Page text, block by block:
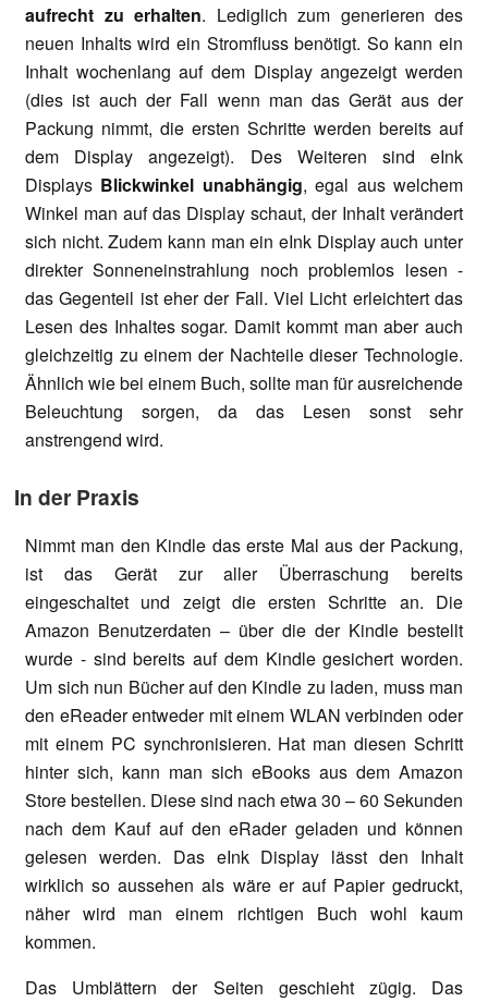
aufrecht zu erhalten. Lediglich zum generieren des
neuen Inhalts wird ein Stromfluss benötigt. So kann ein
Inhalt wochenlang auf dem Display angezeigt werden
(dies ist auch der Fall wenn man das Gerät aus der
Packung nimmt, die ersten Schritte werden bereits auf
dem Display angezeigt). Des Weiteren sind eInk
Displays Blickwinkel unabhängig, egal aus welchem
Winkel man auf das Display schaut, der Inhalt verändert
sich nicht. Zudem kann man ein eInk Display auch unter
direkter Sonneneinstrahlung noch problemlos lesen -
das Gegenteil ist eher der Fall. Viel Licht erleichtert das
Lesen des Inhaltes sogar. Damit kommt man aber auch
gleichzeitig zu einem der Nachteile dieser Technologie.
Ähnlich wie bei einem Buch, sollte man für ausreichende
Beleuchtung sorgen, da das Lesen sonst sehr
anstrengend wird.
In der Praxis
Nimmt man den Kindle das erste Mal aus der Packung,
ist das Gerät zur aller Überraschung bereits
eingeschaltet und zeigt die ersten Schritte an. Die
Amazon Benutzerdaten – über die der Kindle bestellt
wurde - sind bereits auf dem Kindle gesichert worden.
Um sich nun Bücher auf den Kindle zu laden, muss man
den eReader entweder mit einem WLAN verbinden oder
mit einem PC synchronisieren. Hat man diesen Schritt
hinter sich, kann man sich eBooks aus dem Amazon
Store bestellen. Diese sind nach etwa 30 – 60 Sekunden
nach dem Kauf auf den eRader geladen und können
gelesen werden. Das eInk Display lässt den Inhalt
wirklich so aussehen als wäre er auf Papier gedruckt,
näher wird man einem richtigen Buch wohl kaum
kommen.
Das Umblättern der Seiten geschieht zügig. Das